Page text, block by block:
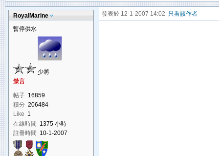
RoyalMarine
暫停供水
少將
禁言
帖子 16859
積分 206484
Like 1
在線時間 1375 小時
註冊時間 10-1-2007
發表於 12-1-2007 14:02 只看該作者